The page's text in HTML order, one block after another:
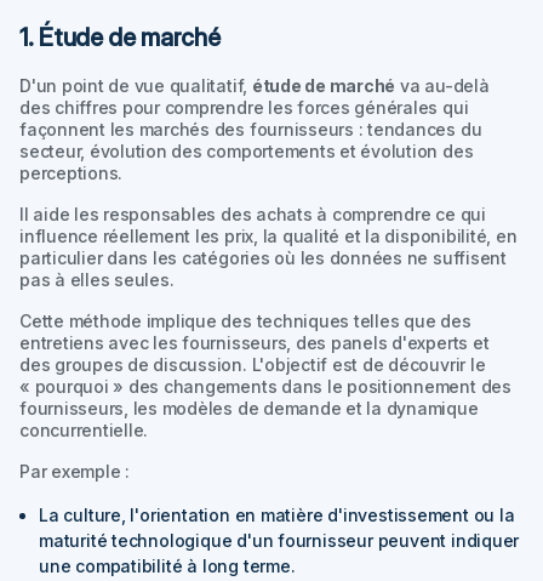
1. Étude de marché
D'un point de vue qualitatif, étude de marché va au-delà
des chiffres pour comprendre les forces générales qui
façonnent les marchés des fournisseurs : tendances du
secteur, évolution des comportements et évolution des
perceptions.
Il aide les responsables des achats à comprendre ce qui
influence réellement les prix, la qualité et la disponibilité, en
particulier dans les catégories où les données ne suffisent
pas à elles seules.
Cette méthode implique des techniques telles que des
entretiens avec les fournisseurs, des panels d'experts et
des groupes de discussion. L'objectif est de découvrir le
« pourquoi » des changements dans le positionnement des
fournisseurs, les modèles de demande et la dynamique
concurrentielle.
Par exemple :
La culture, l'orientation en matière d'investissement ou la
maturité technologique d'un fournisseur peuvent indiquer
une compatibilité à long terme.